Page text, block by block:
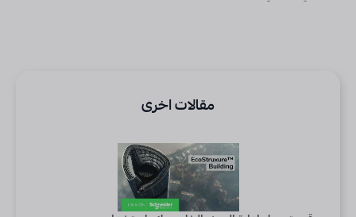
مقالات اخرى